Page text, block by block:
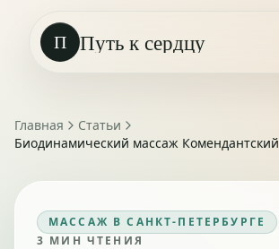
П Путь к сердцу
Главная
Статьи
Биодинамический массаж
МАССАЖ В САНКТ-ПЕТЕРБУРГЕ
3 МИН ЧТЕНИЯ